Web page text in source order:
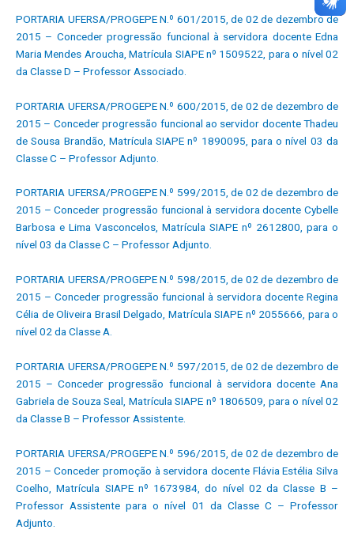
PORTARIA UFERSA/PROGEPE N.º 601/2015, de 02 de dezembro de
2015 – Conceder progressão funcional à servidora docente Edna
Maria Mendes Aroucha, Matrícula SIAPE nº 1509522, para o nível 02
da Classe D – Professor Associado.
PORTARIA UFERSA/PROGEPE N.º 600/2015, de 02 de dezembro de
2015 – Conceder progressão funcional ao servidor docente Thadeu
de Sousa Brandão, Matrícula SIAPE nº 1890095, para o nível 03 da
Classe C – Professor Adjunto.
PORTARIA UFERSA/PROGEPE N.º 599/2015, de 02 de dezembro de
2015 – Conceder progressão funcional à servidora docente Cybelle
Barbosa e Lima Vasconcelos, Matrícula SIAPE nº 2612800, para o
nível 03 da Classe C – Professor Adjunto.
PORTARIA UFERSA/PROGEPE N.º 598/2015, de 02 de dezembro de
2015 – Conceder progressão funcional à servidora docente Regina
Célia de Oliveira Brasil Delgado, Matrícula SIAPE nº 2055666, para o
nível 02 da Classe A.
PORTARIA UFERSA/PROGEPE N.º 597/2015, de 02 de dezembro de
2015 – Conceder progressão funcional à servidora docente Ana
Gabriela de Souza Seal, Matrícula SIAPE nº 1806509, para o nível 02
da Classe B – Professor Assistente.
PORTARIA UFERSA/PROGEPE N.º 596/2015, de 02 de dezembro de
2015 – Conceder promoção à servidora docente Flávia Estélia Silva
Coelho, Matrícula SIAPE nº 1673984, do nível 02 da Classe B –
Professor Assistente para o nível 01 da Classe C – Professor
Adjunto.